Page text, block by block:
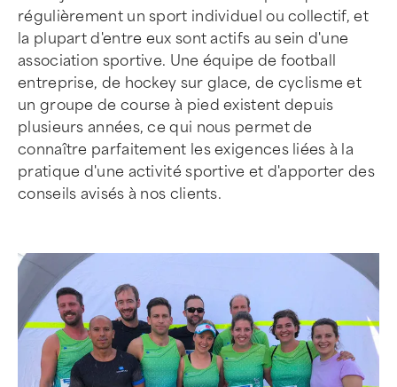
régulièrement un sport individuel ou collectif, et
la plupart d'entre eux sont actifs au sein d'une
association sportive. Une équipe de football
entreprise, de hockey sur glace, de cyclisme et
un groupe de course à pied existent depuis
plusieurs années, ce qui nous permet de
connaître parfaitement les exigences liées à la
pratique d'une activité sportive et d'apporter des
conseils avisés à nos clients.